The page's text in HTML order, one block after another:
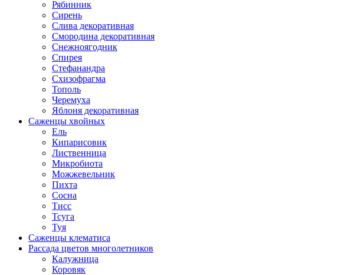
Рябинник
Сирень
Слива декоративная
Смородина декоративная
Снежноягодник
Спирея
Стефанандра
Схизофрагма
Тополь
Черемуха
Яблоня декоративная
Саженцы хвойных
Ель
Кипарисовик
Лиственница
Микробиота
Можжевельник
Пихта
Сосна
Тисс
Тсуга
Туя
Саженцы клематиса
Рассада цветов многолетников
Калужница
Коровяк